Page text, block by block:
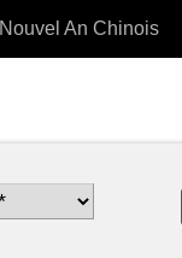
Nouvel An Chinois